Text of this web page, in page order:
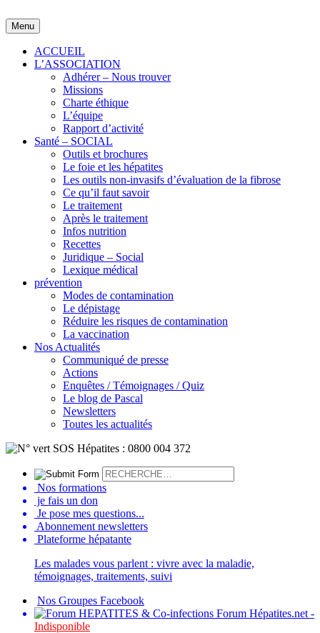
to
content
Menu
ACCUEIL
L’ASSOCIATION
Adhérer – Nous trouver
Missions
Charte éthique
L’équipe
Rapport d’activité
Santé – SOCIAL
Outils et brochures
Le foie et les hépatites
Les outils non-invasifs d’évaluation de la fibrose
Ce qu’il faut savoir
Le traitement
Après le traitement
Infos nutrition
Recettes
Juridique – Social
Lexique médical
prévention
Modes de contamination
Le dépistage
Réduire les risques de contamination
La vaccination
Nos Actualités
Communiqué de presse
Actions
Enquêtes / Témoignages / Quiz
Le blog de Pascal
Newsletters
Toutes les actualités
Nos formations
je fais un don
Je pose mes questions...
Abonnement newsletters
Plateforme hépatante
Les malades vous parlent : vivre avec la maladie,
témoignages, traitements, suivi
Nos Groupes Facebook
Forum Hépatites.net -
Indisponible